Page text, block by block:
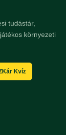
tudástár,
környezeti
Kvíz